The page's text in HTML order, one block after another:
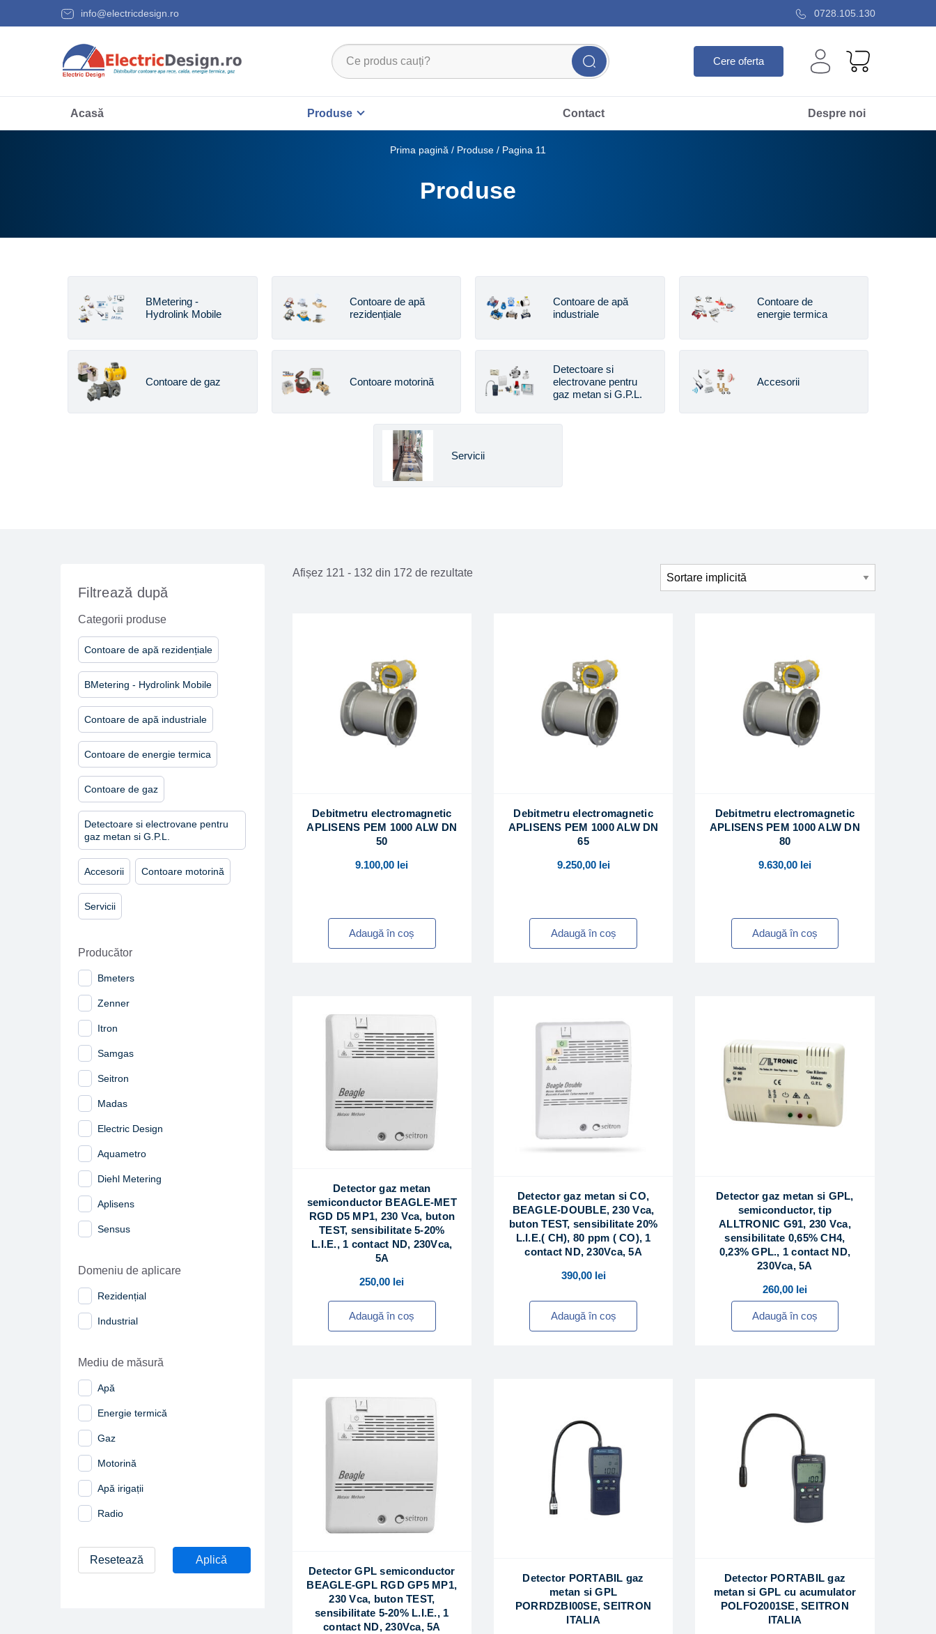
info@electricdesign.ro 0728.105.130
Cere oferta
Acasă Produse Contact Despre noi
Prima pagină / Produse / Pagina 11
Produse
BMetering -
Hydrolink Mobile
Contoare de apă
rezidențiale
Contoare de apă
industriale
Contoare de
energie termica
Contoare de gaz Contoare motorină
Detectoare si
electrovane pentru
gaz metan si G.P.L.
Accesorii
Servicii
Filtrează după
Categorii produse
Contoare de apă rezidențiale
BMetering - Hydrolink Mobile
Contoare de apă industriale
Contoare de energie termica
Contoare de gaz
Detectoare si electrovane pentru
gaz metan si G.P.L.
Accesorii Contoare motorină
Servicii
Producător
Bmeters
Zenner
Itron
Samgas
Seitron
Madas
Electric Design
Aquametro
Diehl Metering
Aplisens
Sensus
Domeniu de aplicare
Rezidențial
Industrial
Mediu de măsură
Apă
Energie termică
Gaz
Motorină
Apă irigații
Radio
Aplică
Resetează
Afișez 121 - 132 din 172 de rezultate
Debitmetru electromagnetic
APLISENS PEM 1000 ALW DN
50
9.100,00 lei
Adaugă în coș
Debitmetru electromagnetic
APLISENS PEM 1000 ALW DN
65
9.250,00 lei
Adaugă în coș
Debitmetru electromagnetic
APLISENS PEM 1000 ALW DN
80
9.630,00 lei
Adaugă în coș
Detector gaz metan
semiconductor BEAGLE-MET
RGD D5 MP1, 230 Vca, buton
TEST, sensibilitate 5-20%
L.I.E., 1 contact ND, 230Vca,
5A
250,00 lei
Adaugă în coș
Detector gaz metan si CO,
BEAGLE-DOUBLE, 230 Vca,
buton TEST, sensibilitate 20%
L.I.E.( CH), 80 ppm ( CO), 1
contact ND, 230Vca, 5A
390,00 lei
Adaugă în coș
Detector gaz metan si GPL,
semiconductor, tip
ALLTRONIC G91, 230 Vca,
sensibilitate 0,65% CH4,
0,23% GPL., 1 contact ND,
230Vca, 5A
260,00 lei
Adaugă în coș
Detector GPL semiconductor
BEAGLE-GPL RGD GP5 MP1,
230 Vca, buton TEST,
sensibilitate 5-20% L.I.E., 1
contact ND, 230Vca, 5A
Detector PORTABIL gaz
metan si GPL
PORRDZBI00SE, SEITRON
ITALIA
Detector PORTABIL gaz
metan si GPL cu acumulator
POLFO2001SE, SEITRON
ITALIA